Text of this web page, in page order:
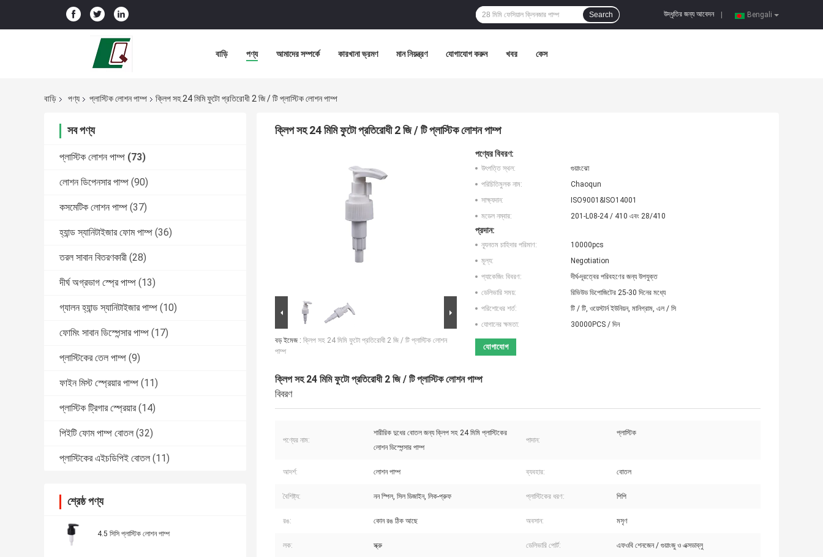
Bengali
উদ্ধৃতির জন্য আবেদন
Search
বাড়ি পণ্য আমাদের সম্পর্কে কারখানা ভ্রমণ মান নিয়ন্ত্রণ যোগাযোগ করুন খবর কেস
বাড়ি পণ্য প্লাস্টিক লোশন পাম্প ক্লিপ সহ 24 মিমি ফুটো প্রতিরোধী 2 জি / টি প্লাস্টিক লোশন পাম্প
সব পণ্য
প্লাস্টিক লোশন পাম্প (73)
লোশন ডিপেনসার পাম্প (90)
কসমেটিক লোশন পাম্প (37)
হ্যান্ড স্যানিটাইজার ফোম পাম্প (36)
তরল সাবান বিতরণকারী (28)
দীর্ঘ অগ্রভাগ স্প্রে পাম্প (13)
গ্যালন হ্যান্ড স্যানিটাইজার পাম্প (10)
ফোমিং সাবান ডিস্পেন্সার পাম্প (17)
প্লাস্টিকের তেল পাম্প (9)
ফাইন মিস্ট স্প্রেয়ার পাম্প (11)
প্লাস্টিক ট্রিগার স্প্রেয়ার (14)
পিইটি ফোম পাম্প বোতল (32)
প্লাস্টিকের এইচডিপিই বোতল (11)
শ্রেষ্ঠ পণ্য
4.5 সিসি প্লাস্টিক লোশন পাম্প
ক্লিপ সহ 24 মিমি ফুটো প্রতিরোধী 2 জি / টি প্লাস্টিক লোশন পাম্প
বড় ইমেজ : ক্লিপ সহ 24 মিমি ফুটো প্রতিরোধী 2 জি / টি প্লাস্টিক লোশন
পাম্প
পণ্যের বিবরণ:
উৎপত্তি স্থল:
গুয়াংঝো
পরিচিতিমুলক নাম:
Chaoqun
সাক্ষ্যদান:
ISO9001&ISO14001
মডেল নম্বার:
201-L08-24 / 410 এবং 28/410
প্রদান:
ন্যূনতম চাহিদার পরিমাণ:
10000pcs
মূল্য:
Negotiation
প্যাকেজিং বিবরণ:
দীর্ঘ-দূরত্বের পরিবহণের জন্য উপযুক্ত
ডেলিভারি সময়:
রিভিউড ডিপোজিটের 25-30 দিনের মধ্যে
পরিশোধের শর্ত:
টি / টি, ওয়েস্টার্ন ইউনিয়ন, মানিগ্রাম, এল / সি
যোগানের ক্ষমতা:
30000PCS / দিন
যোগাযোগ
ক্লিপ সহ 24 মিমি ফুটো প্রতিরোধী 2 জি / টি প্লাস্টিক লোশন পাম্প
বিবরণ
পণ্যের নাম:
শারীরিক দুধের বোতল জন্য ক্লিপ সহ 24 মিমি প্লাস্টিকের
লোশন ডিস্পেন্সার পাম্প
পাদান:
প্লাস্টিক
আদর্শ: লোশন পাম্প ব্যবহার: বোতল
বৈশিষ্ট্য: নন স্পিল, সিল ডিজাইন, লিক-প্রুফ প্লাস্টিকের ধরণ: পিপি
রঙ: কোন রঙ ঠিক আছে অবসান: মসৃণ
লক: স্ক্রু ডেলিভারি পোর্ট: এফওবি শেনজেন / গুয়াংজু ও এক্সডাব্লু